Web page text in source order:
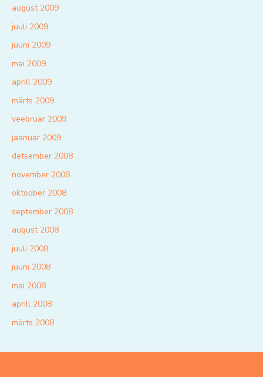
august 2009
juuli 2009
juuni 2009
mai 2009
aprill 2009
märts 2009
veebruar 2009
jaanuar 2009
detsember 2008
november 2008
oktoober 2008
september 2008
august 2008
juuli 2008
juuni 2008
mai 2008
aprill 2008
märts 2008